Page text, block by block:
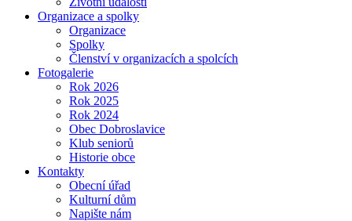
Organizace a spolky
Organizace
Spolky
Členství v organizacích a spolcích
Fotogalerie
Rok 2026
Rok 2025
Rok 2024
Obec Dobroslavice
Klub seniorů
Historie obce
Kontakty
Obecní úřad
Kulturní dům
Napište nám